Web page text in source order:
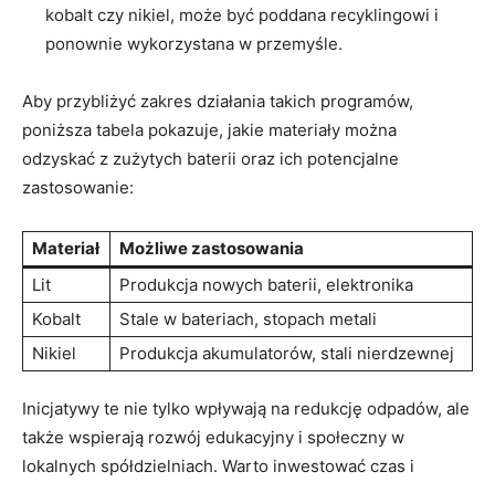
kobalt czy nikiel, może być ⁣poddana recyklingowi i
ponownie wykorzystana w przemyśle.
Aby przybliżyć zakres działania takich programów,
poniższa tabela pokazuje, jakie materiały można
odzyskać ⁣z zużytych baterii ‌oraz ich potencjalne
zastosowanie:
Materiał
Możliwe zastosowania
Lit
Produkcja⁢ nowych baterii, elektronika
Kobalt
Stale w bateriach, ⁣stopach metali
Nikiel
Produkcja akumulatorów, stali nierdzewnej
Inicjatywy te nie tylko wpływają na redukcję odpadów,⁣ ale
także wspierają rozwój edukacyjny i społeczny w
lokalnych spółdzielniach. Warto inwestować czas i